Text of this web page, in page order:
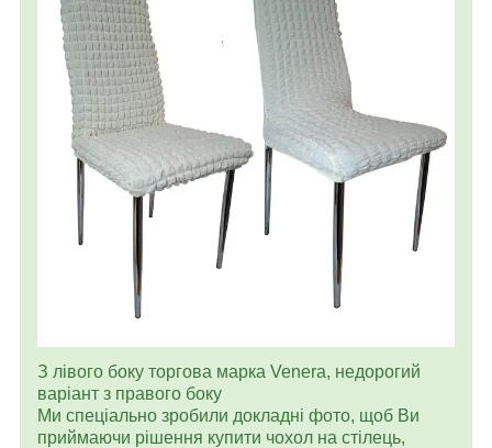
З лівого боку торгова марка Venera, недорогий
варіант з правого боку
Ми спеціально зробили докладні фото, щоб Ви
приймаючи рішення купити чохол на стілець,